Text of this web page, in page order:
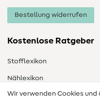
Bestellung widerrufen
Kostenlose Ratgeber
Stofflexikon
Nählexikon
Nähanleitungen
Wir verwenden Cookies